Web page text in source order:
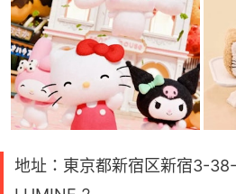
地址：東京都新宿区新宿3-